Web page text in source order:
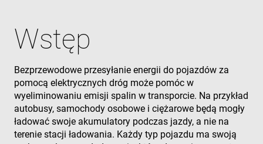
Wstęp
Bezprzewodowe przesyłanie energii do pojazdów za
pomocą elektrycznych dróg może pomóc w
wyeliminowaniu emisji spalin w transporcie. Na przykład
autobusy, samochody osobowe i ciężarowe będą mogły
ładować swoje akumulatory podczas jazdy, a nie na
terenie stacji ładowania. Każdy typ pojazdu ma swoją